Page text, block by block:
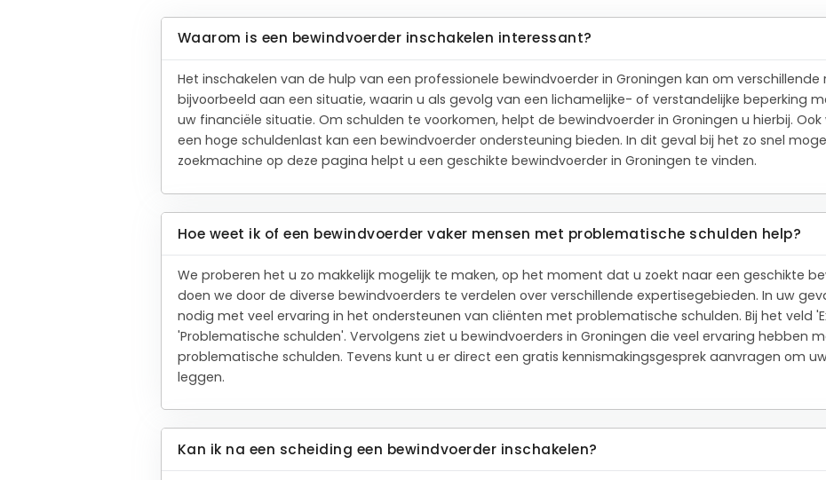
Waarom is een bewindvoerder inschakelen interessant?
Het inschakelen van de hulp van een professionele bewindvoerder in Groningen kan om verschillende
bijvoorbeeld aan een situatie, waarin u als gevolg van een lichamelijke- of verstandelijke beperking
uw financiële situatie. Om schulden te voorkomen, helpt de bewindvoerder in Groningen u hierbij.
een hoge schuldenlast kan een bewindvoerder ondersteuning bieden. In dit geval bij het zo snel
zoekmachine op deze pagina helpt u een geschikte bewindvoerder in Groningen te vinden.
Hoe weet ik of een bewindvoerder vaker mensen met problematische schulden help?
We proberen het u zo makkelijk mogelijk te maken, op het moment dat u zoekt naar een geschikte
doen we door de diverse bewindvoerders te verdelen over verschillende expertisegebieden. In uw
nodig met veel ervaring in het ondersteunen van cliënten met problematische schulden. Bij het veld
'Problematische schulden'. Vervolgens ziet u bewindvoerders in Groningen die veel ervaring hebben
problematische schulden. Tevens kunt u er direct een gratis kennismakingsgesprek aanvragen om
leggen.
Kan ik na een scheiding een bewindvoerder inschakelen?